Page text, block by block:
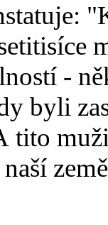
-
byli
tito